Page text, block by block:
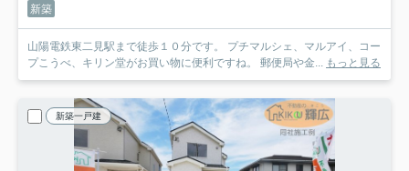
新築
山陽電鉄東二見駅まで徒歩１０分です。 プチマルシェ、マルアイ、コー
プこうべ、キリン堂がお買い物に便利ですね。 郵便局や金... もっと見る
新築一戸建